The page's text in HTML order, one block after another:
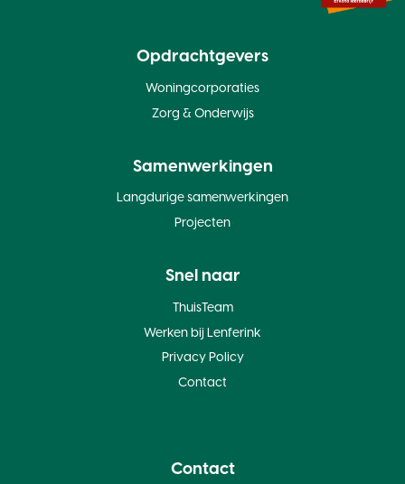
Opdrachtgevers
Woningcorporaties
Zorg & Onderwijs
Samenwerkingen
Langdurige samenwerkingen
Projecten
Snel naar
ThuisTeam
Werken bij Lenferink
Privacy Policy
Contact
Contact